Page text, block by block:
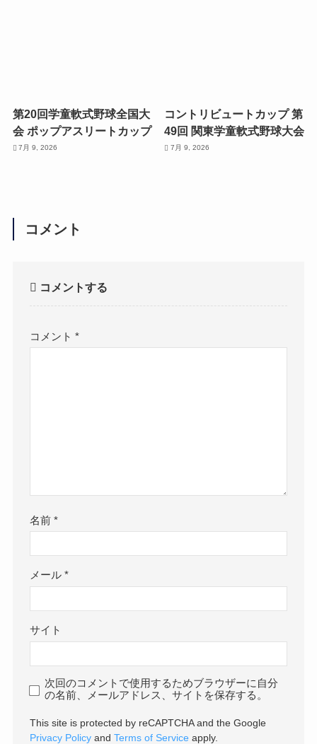
第20回学童軟式野球全国大
会 ポップアスリートカップ
7月 9, 2026
コントリビュートカップ 第
49回 関東学童軟式野球大会
7月 9, 2026
コメント
コメントする
コメント*
名前*
メール*
サイト
次回のコメントで使用するためブラウザーに自分
の名前、メールアドレス、サイトを保存する。
This site is protected by reCAPTCHA and the Google
Privacy Policy andTerms of Service apply.